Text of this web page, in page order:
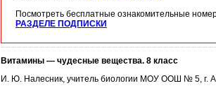
Посмотреть бесплатные ознакомительные
РАЗДЕЛЕ ПОДПИСКИ
Витамины — чудесные вещества. 8 класс
И. Ю. Налесник, учитель биологии МОУ ООШ № 5, г.